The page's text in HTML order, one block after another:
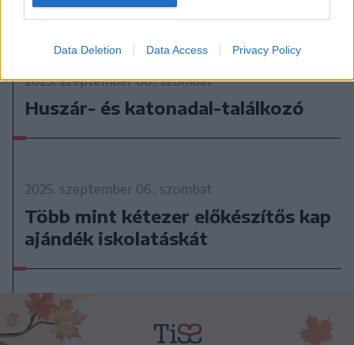
Data Deletion Data Access Privacy Policy
2025. szeptember 06., szombat
Huszár- és katonadal-találkozó
2025. szeptember 06., szombat
Több mint kétezer előkészítős kap
ajándék iskolatáskát